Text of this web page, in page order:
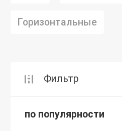
Горизонтальные
Фильтр
по популярности